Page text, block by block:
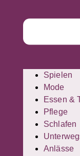
Spielen
Mode
Essen &
Pflege
Schlafen
Anlässe